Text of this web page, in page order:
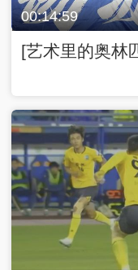
00:14:59
[艺术里的奥林